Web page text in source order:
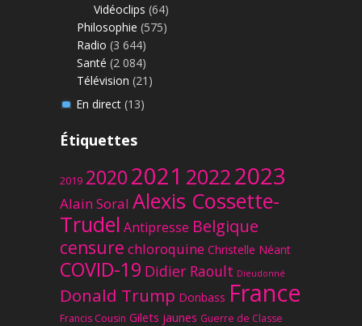
Vidéoclips (64)
Philosophie (575)
Radio (3 644)
Santé (2 084)
Télévision (21)
En direct(13)
Étiquettes
2019 20202021 20222023
Alain Soral Alexis Cossette-
Trudel Antipresse Belgique
censure chloroquine Christelle Néant
COVID-19 Didier Raoult Dieudonné
Donald Trump Donbass France
Francis Cousin Gilets jaunes Guerre de Classe